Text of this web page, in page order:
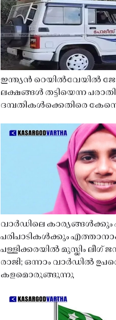
ഇന്ത്യൻ റെയിൽവേയിൽ
ലക്ഷങ്ങൾ തട്ടിയെന്ന
ദമ്പതികൾക്കെതിരെ
വാർഡിലെ കാര്യങ്ങൾക്കും
പരിപാടികൾക്കും
പള്ളിക്കരയിൽ മുസ്ലിം ലീഗ്
രാജി; ഒന്നാം വാർഡിൽ
കളമൊരുങ്ങുന്നു